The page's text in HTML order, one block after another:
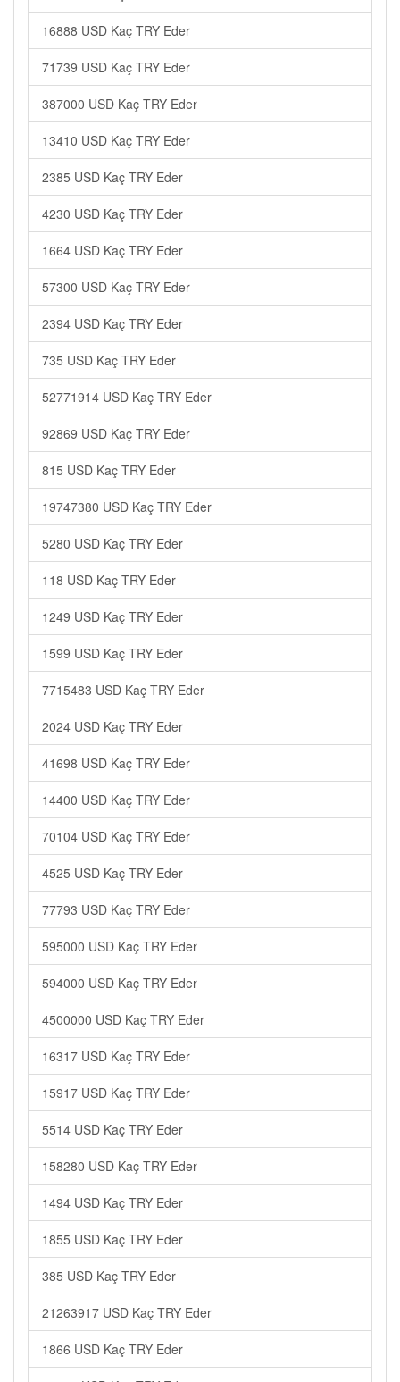
16888 USD Kaç TRY Eder
71739 USD Kaç TRY Eder
387000 USD Kaç TRY Eder
13410 USD Kaç TRY Eder
2385 USD Kaç TRY Eder
4230 USD Kaç TRY Eder
1664 USD Kaç TRY Eder
57300 USD Kaç TRY Eder
2394 USD Kaç TRY Eder
735 USD Kaç TRY Eder
52771914 USD Kaç TRY Eder
92869 USD Kaç TRY Eder
815 USD Kaç TRY Eder
19747380 USD Kaç TRY Eder
5280 USD Kaç TRY Eder
118 USD Kaç TRY Eder
1249 USD Kaç TRY Eder
1599 USD Kaç TRY Eder
7715483 USD Kaç TRY Eder
2024 USD Kaç TRY Eder
41698 USD Kaç TRY Eder
14400 USD Kaç TRY Eder
70104 USD Kaç TRY Eder
4525 USD Kaç TRY Eder
77793 USD Kaç TRY Eder
595000 USD Kaç TRY Eder
594000 USD Kaç TRY Eder
4500000 USD Kaç TRY Eder
16317 USD Kaç TRY Eder
15917 USD Kaç TRY Eder
5514 USD Kaç TRY Eder
158280 USD Kaç TRY Eder
1494 USD Kaç TRY Eder
1855 USD Kaç TRY Eder
385 USD Kaç TRY Eder
21263917 USD Kaç TRY Eder
1866 USD Kaç TRY Eder